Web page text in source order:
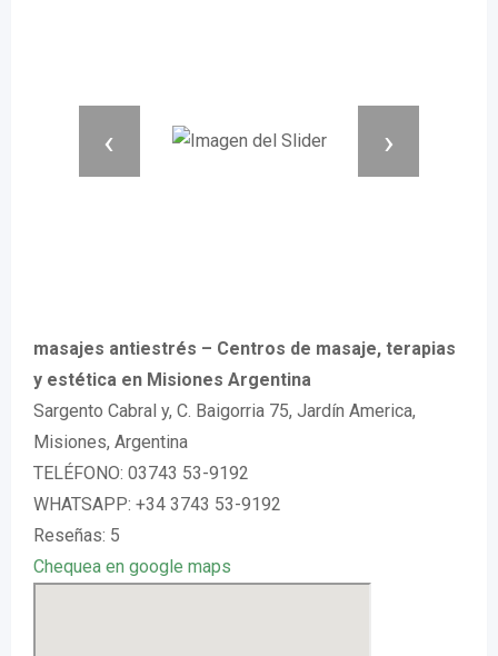
‹ ›
masajes antiestrés – Centros de masaje, terapias
y estética en Misiones Argentina
Sargento Cabral y, C. Baigorria 75, Jardín America,
Misiones, Argentina
TELÉFONO: 03743 53-9192
WHATSAPP: +34 3743 53-9192
Reseñas: 5
Chequea en google maps